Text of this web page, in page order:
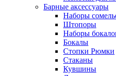
Барные аксессуары
Наборы
Штопоры
Наборы
Бокалы
Стопки Рюмки
Стаканы
Кувшины